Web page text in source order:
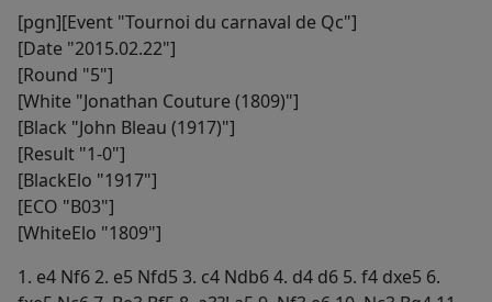
[pgn][Event "Tournoi du carnaval de Qc"]
[Date "2015.02.22"]
[Round "5"]
[White "Jonathan Couture (1809)"]
[Black "John Bleau (1917)"]
[Result "1-0"]
[BlackElo "1917"]
[ECO "B03"]
[WhiteElo "1809"]
1. e4 Nf6 2. e5 Nfd5 3. c4 Ndb6 4. d4 d6 5. f4 dxe5 6.